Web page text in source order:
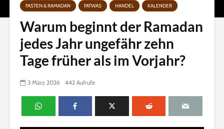
FASTEN & RAMADAN FATWAS HANDEL KALENDER
Warum beginnt der Ramadan
jedes Jahr ungefähr zehn
Tage früher als im Vorjahr?
3 März 2026 442 Aufrufe